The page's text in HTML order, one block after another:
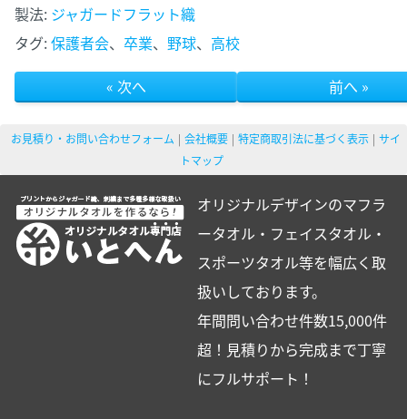
製法: ジャガードフラット織
タグ:保護者会、 卒業、 野球、 高校
« 次へ
前へ »
お見積り・お問い合わせフォーム 会社概要 特定商取引法に基づく表示
サイ
トマップ
オリジナルデザインのマフラ
ータオル・フェイスタオル・
スポーツタオル等を幅広く取
扱いしております。
年間問い合わせ件数15,000件
超！見積りから完成まで丁寧
にフルサポート！